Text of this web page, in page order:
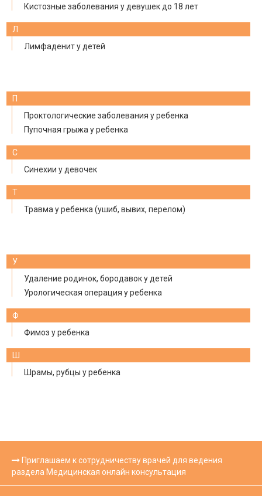
Кистозные заболевания у девушек до 18 лет
Л
Лимфаденит у детей
П
Проктологические заболевания у ребенка
Пупочная грыжа у ребенка
С
Синехии у девочек
Т
Травма у ребенка (ушиб, вывих, перелом)
У
Удаление родинок, бородавок у детей
Урологическая операция у ребенка
Ф
Фимоз у ребенка
Шрамы, рубцы у ребенка
Приглашаем к сотрудничеству врачей для ведения
раздела Медицинская онлайн консультация